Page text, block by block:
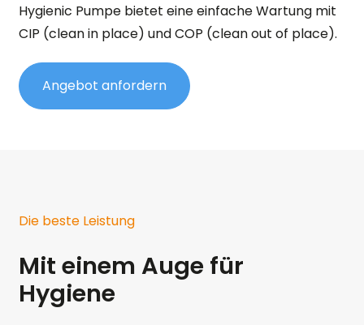
Hygienic Pumpe bietet eine einfache Wartung mit
CIP (clean in place) und COP (clean out of place).
Angebot anfordern
Die beste Leistung
Mit einem Auge für
Hygiene